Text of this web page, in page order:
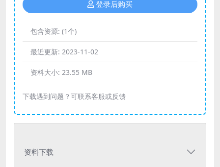
登录后购买
包含资源: (1个)
最近更新: 2023-11-02
资料大小: 23.55 MB
下载遇到问题？可联系客服或反馈
资料下载